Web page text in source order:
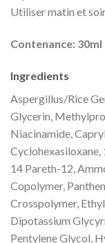
Utiliser matin et
Contenance: 30ml
Ingredients
Aspergillus/Rice
Glycerin,
Niacinamide,
Cyclohexasiloxane,
14 Pareth-12,
Copolymer,
Crosspolymer,
Dipotassium
Pentylene Glycol,